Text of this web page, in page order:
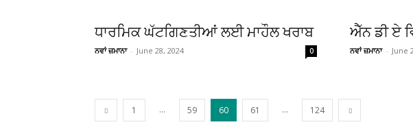
ਧਾਰਮਿਕ ਘੱਟਗਿਣਤੀਆਂ ਲਈ ਮਾਹੌਲ ਖਰਾਬ
ਨਵਾਂ ਜ਼ਮਾਨਾ - June 28, 2024 0
ਐੱਨ ਡੀ ਏ
ਨਵਾਂ ਜ਼ਮਾਨਾ - June
1 ... 59 60 61 ... 124